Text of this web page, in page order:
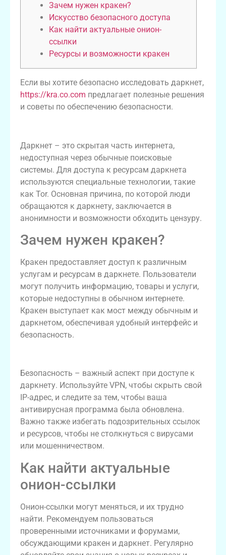
Зачем нужен кракен?
Искусство безопасного доступа
Как найти актуальные онион-
ссылки
Ресурсы и возможности кракен
Если вы хотите безопасно исследовать даркнет,
https://kra.co.com предлагает полезные решения
и советы по обеспечению безопасности.
Даркнет – это скрытая часть интернета,
недоступная через обычные поисковые
системы. Для доступа к ресурсам даркнета
используются специальные технологии, такие
как Tor. Основная причина, по которой люди
обращаются к даркнету, заключается в
анонимности и возможности обходить цензуру.
Зачем нужен кракен?
Кракен предоставляет доступ к различным
услугам и ресурсам в даркнете. Пользователи
могут получить информацию, товары и услуги,
которые недоступны в обычном интернете.
Кракен выступает как мост между обычным и
даркнетом, обеспечивая удобный интерфейс и
безопасность.
Безопасность – важный аспект при доступе к
даркнету. Используйте VPN, чтобы скрыть свой
IP-адрес, и следите за тем, чтобы ваша
антивирусная программа была обновлена.
Важно также избегать подозрительных ссылок
и ресурсов, чтобы не столкнуться с вирусами
или мошенничеством.
Как найти актуальные
онион-ссылки
Онион-ссылки могут меняться, и их трудно
найти. Рекомендуем пользоваться
проверенными источниками и форумами,
обсуждающими кракен и даркнет. Регулярно